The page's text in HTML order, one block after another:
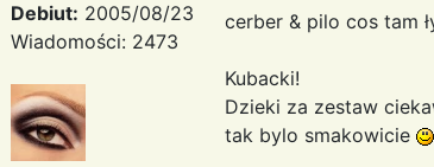
Debiut: 2005/08/23
Wiadomości: 2473
cerber & pilo cos tam
Kubacki!
Dzieki za zestaw
tak bylo smakowicie